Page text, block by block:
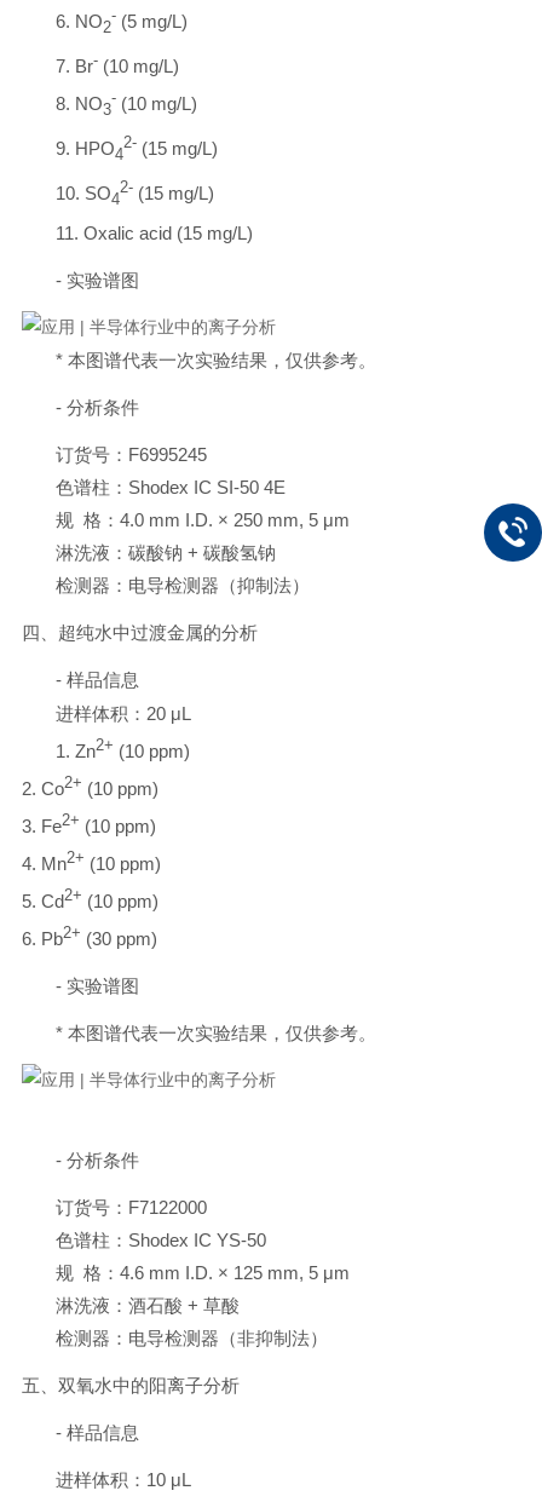
6. NO2
-(5 mg/L)
7. Br-(10 mg/L)
8. NO3
-(10 mg/L)
9. HPO4
2-(15 mg/L)
10. SO4
2-(15 mg/L)
11. Oxalic acid (15 mg/L)
- 实验谱图
* 本图谱代表一次实验结果，仅供参考。
- 分析条件
订货号：F6995245
色谱柱：Shodex IC SI-50 4E
规 格：4.0 mm I.D. × 250 mm, 5 μm
淋洗液：碳酸钠 + 碳酸氢钠
检测器：电导检测器（抑制法）
四、超纯水中过渡金属的分析
- 样品信息
进样体积：20 μL
1. Zn2+ (10 ppm)
2. Co2+ (10 ppm)
3. Fe2+ (10 ppm)
4. Mn2+ (10 ppm)
5. Cd2+ (10 ppm)
6. Pb2+ (30 ppm)
- 实验谱图
* 本图谱代表一次实验结果，仅供参考。
- 分析条件
订货号：F7122000
色谱柱：Shodex IC YS-50
规 格：4.6 mm I.D. × 125 mm, 5 μm
淋洗液：酒石酸 + 草酸
检测器：电导检测器（非抑制法）
五、 双氧水中的阳离子分析
- 样品信息
进样体积：10 μL